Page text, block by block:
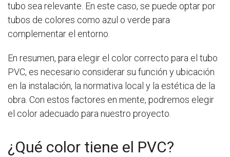
tubo sea relevante. En este caso, se puede optar por
tubos de colores como azul o verde para
complementar el entorno.
En resumen, para elegir el color correcto para el tubo
PVC, es necesario considerar su función y ubicación
en la instalación, la normativa local y la estética de la
obra. Con estos factores en mente, podremos elegir
el color adecuado para nuestro proyecto.
¿Qué color tiene el PVC?